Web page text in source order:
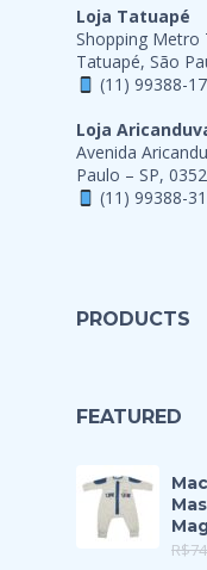
Loja Tatuapé
Shopping Metro
Tatuapé, São
(11) 99388-
Loja
Avenida
Paulo – SP,
(11) 99388-
PRODUCTS
FEATURED
R$